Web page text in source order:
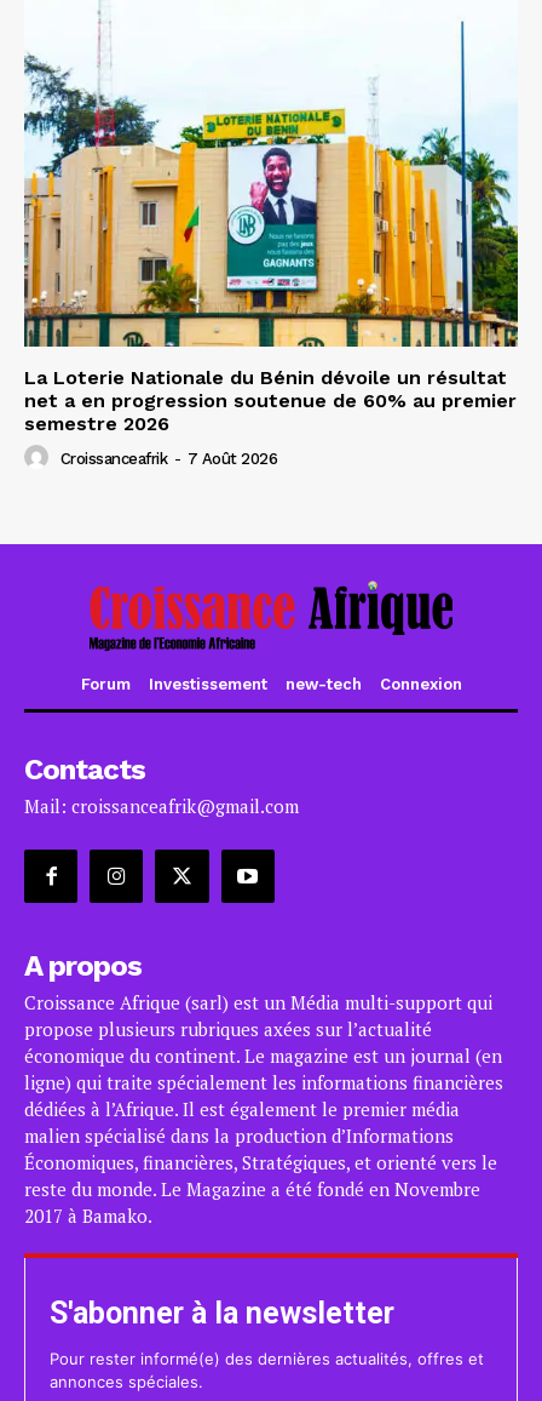
La Loterie Nationale du Bénin dévoile un résultat
net a en progression soutenue de 60% au premier
semestre 2026
Croissanceafrik - 7 Août 2026
Forum Investissement new-tech Connexion
Contacts
Mail: croissanceafrik@gmail.com
A propos
Croissance Afrique (sarl) est un Média multi-support qui
propose plusieurs rubriques axées sur l’actualité
économique du continent. Le magazine est un journal (en
ligne) qui traite spécialement les informations financières
dédiées à l’Afrique. Il est également le premier média
malien spécialisé dans la production d’Informations
Économiques, financières, Stratégiques, et orienté vers le
reste du monde. Le Magazine a été fondé en Novembre
2017 à Bamako.
S'abonner à la newsletter
Pour rester informé(e) des dernières actualités, offres et
annonces spéciales.